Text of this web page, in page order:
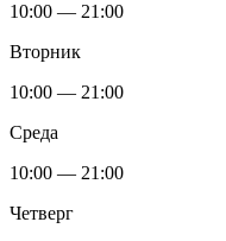
10:00 — 21:00
Вторник
10:00 — 21:00
Среда
10:00 — 21:00
Четверг